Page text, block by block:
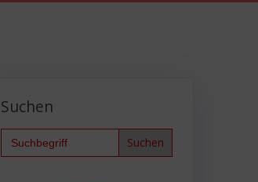
Suchen
Search
for: